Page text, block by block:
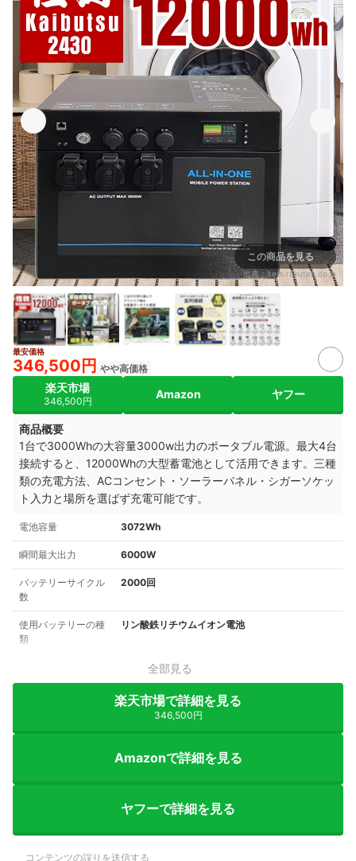
この商品を見る
出典： item.rakuten.co.jp
最安価格
346,500円 やや高価格
楽天市場
346,500円
Amazon ヤフー
商品概要
1台で3000Whの大容量3000w出力のポータブル電源。最大4台
接続すると、12000Whの大型蓄電池として活用できます。三種
類の充電方法、ACコンセント・ソーラーパネル・シガーソケッ
ト入力と場所を選ばず充電可能です。
電池容量 3072Wh
瞬間最大出力 6000W
バッテリーサイクル
数
2000回
使用バッテリーの種
類
リン酸鉄リチウムイオン電池
全部見る
楽天市場で詳細を見る
346,500円
Amazonで詳細を見る
ヤフーで詳細を見る
コンテンツの誤りを送信する